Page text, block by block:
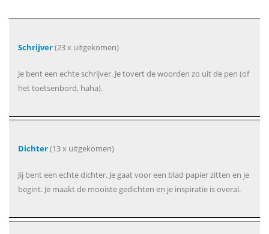
Schrijver(23 x uitgekomen)
Je bent een echte schrijver. Je tovert de woorden zo uit de pen (of
het toetsenbord, haha).
Dichter(13 x uitgekomen)
Jij bent een echte dichter. Je gaat voor een blad papier zitten en je
begint. Je maakt de mooiste gedichten en je inspiratie is overal.